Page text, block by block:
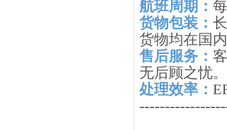
航班周期：
货物包装：
货物均在国
售后服务：
无后顾之忧。
处理效率：